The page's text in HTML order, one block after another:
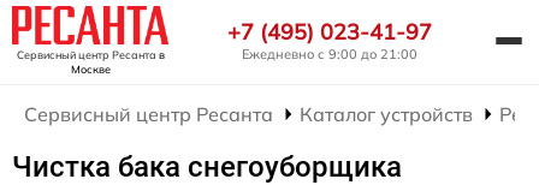
Сервисный центр Ресанта в
Москве
+7 (495) 023-41-97
Ежедневно с 9:00 до 21:00
Сервисный центр Ресанта Каталог устройств
Чистка бака снегоуборщика